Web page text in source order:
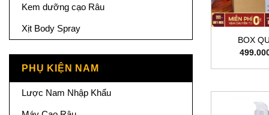
Kem dưỡng cạo Râu
Xịt Body Spray
PHỤ KIỆN NAM
Lược Nam Nhập Khẩu
BOX